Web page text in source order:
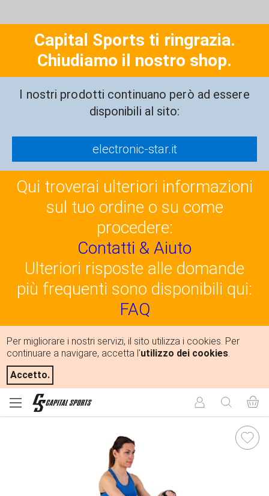
Capital Sports ti ringrazia.
Chiudiamo il nostro shop.
I nostri prodotti continuano però ad essere
disponibili al sito:
electronic-star.it
Qui troverai ulteriori informazioni
sul tuo ordine o su come
procedere:
Contatti & Aiuto
Ulteriori risposte alle domande
più frequenti sono disponibili qui:
FAQ
Per migliorare i nostri servizi, il sito utilizza i cookies. Per
continuare a navigare, accetta l'utilizzo dei cookies.
Accetto.